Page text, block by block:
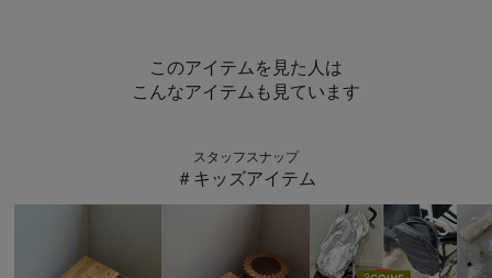
このアイテムを見た人は
こんなアイテムも見ています
スタッフスナップ
＃キッズアイテム